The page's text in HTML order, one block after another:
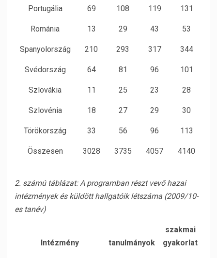
Portugália 69 108 119 131
Románia 13 29 43 53
Spanyolország 210 293 317 344
Svédország 64 81 96 101
Szlovákia 11 25 23 28
Szlovénia 18 27 29 30
Törökország 33 56 96 113
Összesen 3028 3735 4057 4140
2. számú táblázat: A programban részt vevő hazai
intézmények és küldött hallgatóik létszáma (2009/10-
es tanév)
Intézmény tanulmányok
szakmai
gyakorlat